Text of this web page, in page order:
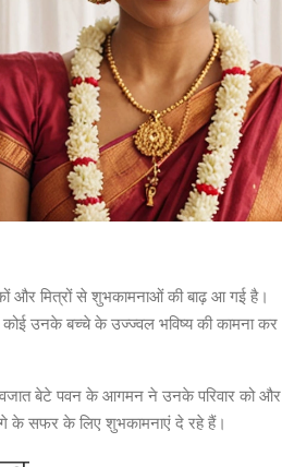
मित्रों से शुभकामनाओं की बाढ़ आ गई है।
कोई उनके बच्चे के उज्ज्वल भविष्य की कामना कर
बेटे पवन के आगमन ने उनके परिवार को और
के सफर के लिए शुभकामनाएं दे रहे हैं।